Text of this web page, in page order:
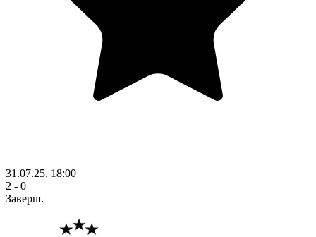
31.07.25, 18:00
2 - 0
Заверш.